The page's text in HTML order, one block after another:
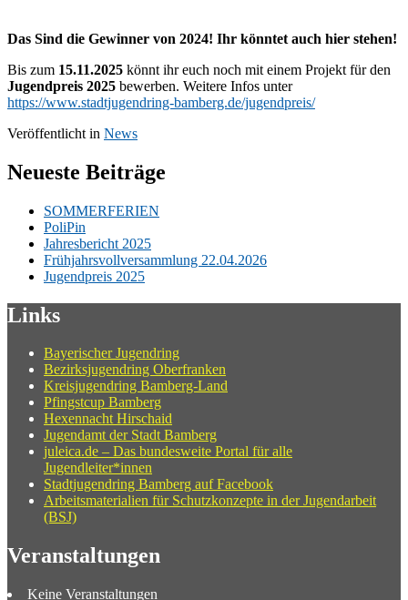
Das Sind die Gewinner von 2024! Ihr könntet auch hier stehen!
Bis zum 15.11.2025 könnt ihr euch noch mit einem Projekt für den
Jugendpreis 2025 bewerben. Weitere Infos unter
https://www.stadtjugendring-bamberg.de/jugendpreis/
Veröffentlicht in News
Neueste Beiträge
SOMMERFERIEN
PoliPin
Jahresbericht 2025
Frühjahrsvollversammlung 22.04.2026
Jugendpreis 2025
Links
Bayerischer Jugendring
Bezirksjugendring Oberfranken
Kreisjugendring Bamberg-Land
Pfingstcup Bamberg
Hexennacht Hirschaid
Jugendamt der Stadt Bamberg
juleica.de – Das bundesweite Portal für alle
Jugendleiter*innen
Stadtjugendring Bamberg auf Facebook
Arbeitsmaterialien für Schutzkonzepte in der Jugendarbeit
(BSJ)
Veranstaltungen
Keine Veranstaltungen